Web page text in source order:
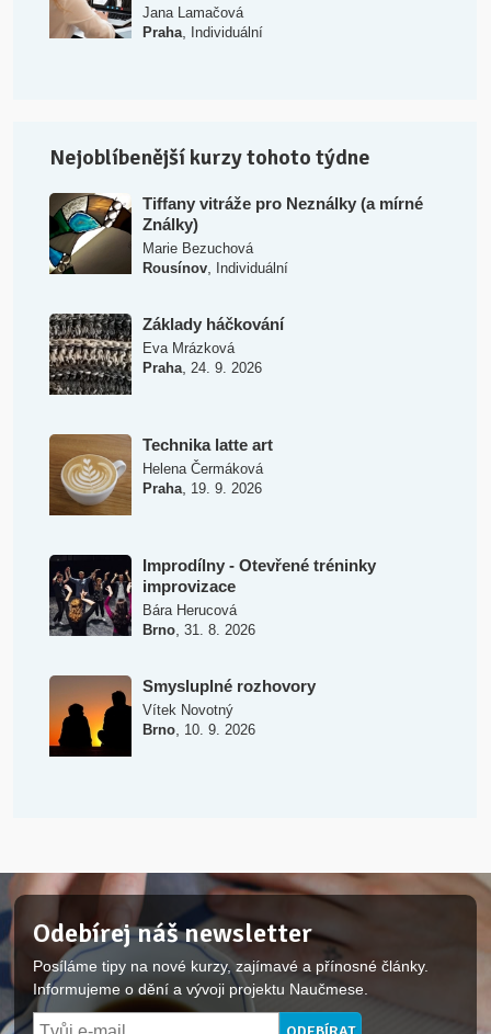
Jana Lamačová
Praha, Individuální
Nejoblíbenější kurzy tohoto týdne
Tiffany vitráže pro Neználky (a mírné
Ználky)
Marie Bezuchová
Rousínov, Individuální
Základy háčkování
Eva Mrázková
Praha, 24. 9. 2026
Technika latte art
Helena Čermáková
Praha, 19. 9. 2026
Improdílny - Otevřené tréninky
improvizace
Bára Herucová
Brno, 31. 8. 2026
Smysluplné rozhovory
Vítek Novotný
Brno, 10. 9. 2026
Odebírej náš newsletter
Posíláme tipy na nové kurzy, zajímavé a přínosné články.
Informujeme o dění a vývoji projektu Naučmese.